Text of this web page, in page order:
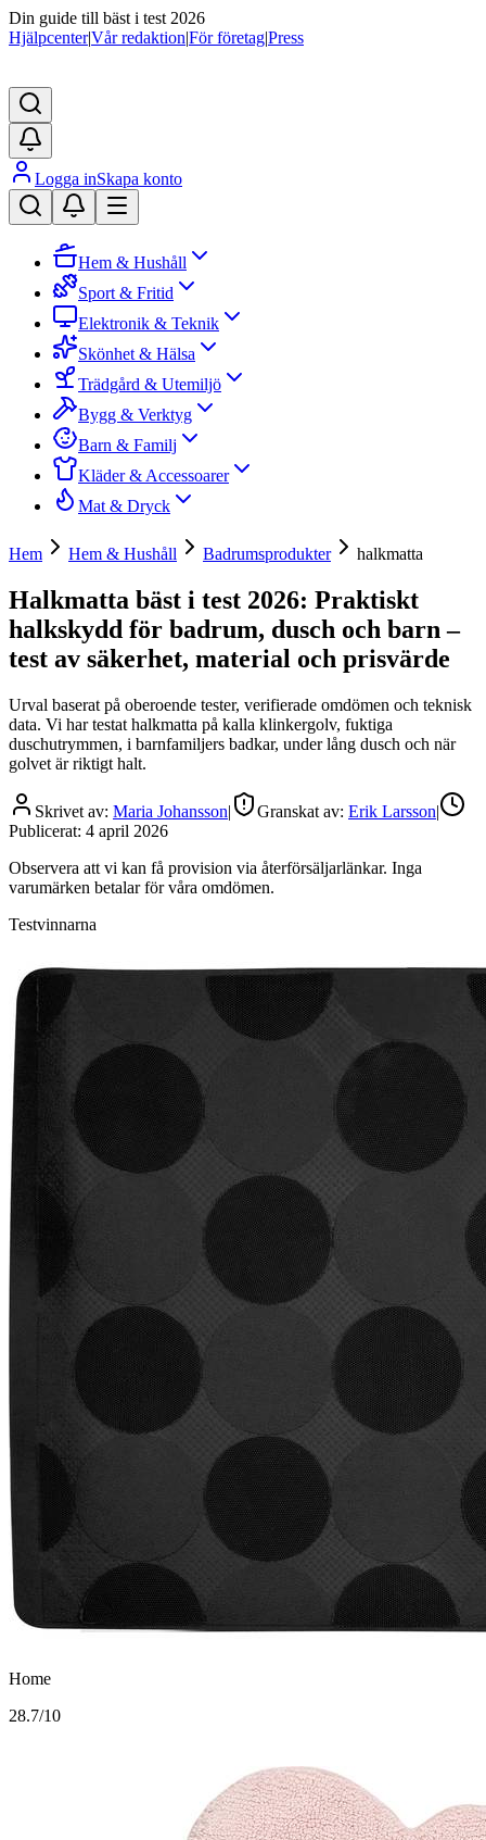
Din guide till bäst i test 2026
Hjälpcenter|Vår redaktion|För företag|Press
Logga inSkapa konto
Hem & Hushåll
Sport & Fritid
Elektronik & Teknik
Skönhet & Hälsa
Trädgård & Utemiljö
Bygg & Verktyg
Barn & Familj
Kläder & Accessoarer
Mat & Dryck
Hem Hem & Hushåll Badrumsprodukter halkmatta
Halkmatta bäst i test 2026: Praktiskt
halkskydd för badrum, dusch och barn –
test av säkerhet, material och prisvärde
Urval baserat på oberoende tester, verifierade omdömen och teknisk
data. Vi har testat halkmatta på kalla klinkergolv, fuktiga
duschutrymmen, i barnfamiljers badkar, under lång dusch och när
golvet är riktigt halt.
Skrivet av: Maria Johansson| Granskat av: Erik Larsson|
Publicerat: 4 april 2026
Observera att vi kan få provision via återförsäljarlänkar. Inga
varumärken betalar för våra omdömen.
Testvinnarna
Home
28.7/10